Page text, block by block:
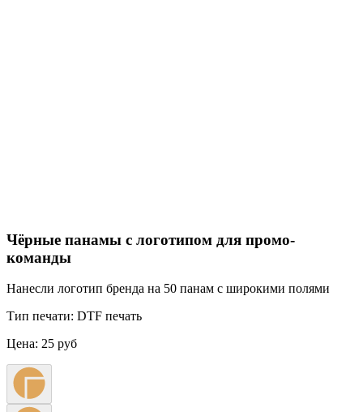
Чёрные панамы с логотипом для промо-
команды
Нанесли логотип бренда на 50 панам с широкими полями
Тип печати: DTF печать
Цена: 25 руб